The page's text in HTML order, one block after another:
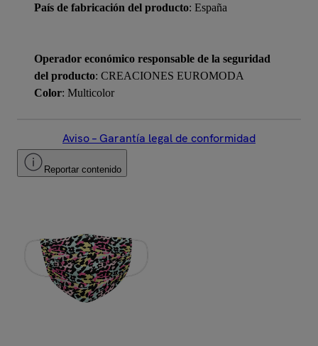
País de fabricación del producto: España
Operador económico responsable de la seguridad
del producto: CREACIONES EUROMODA
Color: Multicolor
Aviso – Garantía legal de conformidad
Reportar contenido